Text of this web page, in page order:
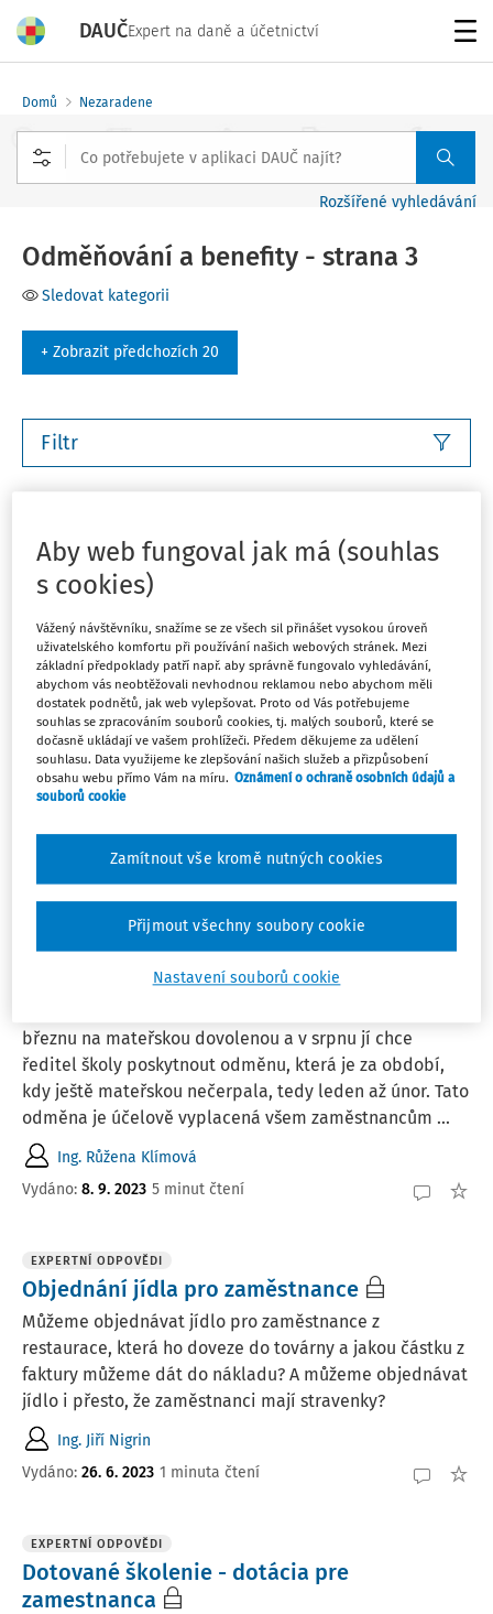
DAUČExpert na daně a účetnictví
Domů Nezaradene
Rozšířené vyhledávání
Odměňování a benefity - strana 3
Sledovat kategorii
+ Zobrazit předchozích 20
Filtr
Řadit podle:
Nejnovější
Nejstarší
EXPERTNÍ ODPOVĚDI
Čerpání FKSP od 1. 1. 2024 u školy
Jsme příspěvková organizace zřízená obcí - základní
škola, tj. dotknout se nás změny, které v roce 2024
vstoupí platnost (dle § 33 vyplývá, že příděl do fondu
tvoří od roku 2024 již pouze 1% z ročního objemu
nákladů zúčtovaných na platy a náhrady platů. ...
Ing. Zdeněk Morávek
Vydáno:28. 12. 2023 1 minuta čtení
EXPERTNÍ ODPOVĚDI
Odměna v době mateřské dovolené
březnu na mateřskou dovolenou a v srpnu jí chce
ředitel školy poskytnout odměnu, která je za období,
kdy ještě mateřskou nečerpala, tedy leden až únor. Tato
odměna je účelově vyplacená všem zaměstnancům ...
Ing. Růžena Klímová
Vydáno: 8. 9. 2023 5 minut čtení
EXPERTNÍ ODPOVĚDI
Objednání jídla pro zaměstnance
Můžeme objednávat jídlo pro zaměstnance z
restaurace, která ho doveze do továrny a jakou částku z
faktury můžeme dát do nákladu? A můžeme objednávat
jídlo i přesto, že zaměstnanci mají stravenky?
Ing. Jiří Nigrin
Vydáno: 26. 6. 2023 1 minuta čtení
EXPERTNÍ ODPOVĚDI
Dotované školenie - dotácia pre
zamestnanca
Aby web fungoval jak má (souhlas
s cookies)
Vážený návštěvníku, snažíme se ze všech sil přinášet vysokou úroveň
uživatelského komfortu při používání našich webových stránek. Mezi
základní předpoklady patří např. aby správně fungovalo vyhledávání,
abychom vás neobtěžovali nevhodnou reklamou nebo abychom měli
dostatek podnětů, jak web vylepšovat. Proto od Vás potřebujeme
souhlas se zpracováním souborů cookies, tj. malých souborů, které se
dočasně ukládají ve vašem prohlížeči. Předem děkujeme za udělení
souhlasu. Data využijeme ke zlepšování našich služeb a přizpůsobení
obsahu webu přímo Vám na míru. Oznámení o ochraně osobních údajů a
souborů cookie
Nastavení souborů cookie
Zamítnout vše kromě nutných cookies
Přijmout všechny soubory cookie